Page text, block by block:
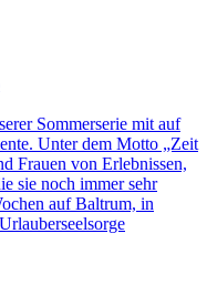
Sommerserie mit auf
Unter dem Motto „Zeit
Frauen von Erlebnissen,
sie noch immer sehr
auf Baltrum, in